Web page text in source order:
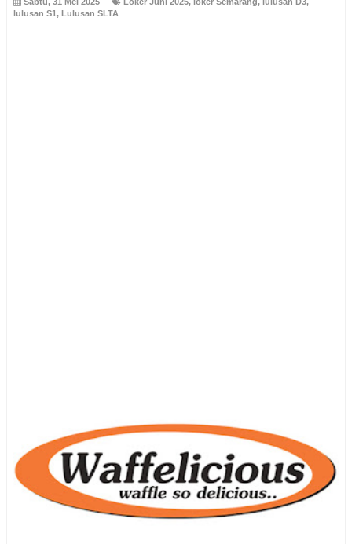
lulusan S1 , Lulusan SLTA